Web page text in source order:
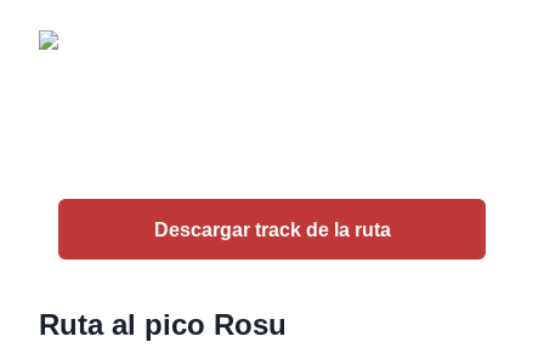
Descargar track de la ruta
Ruta al pico Rosu